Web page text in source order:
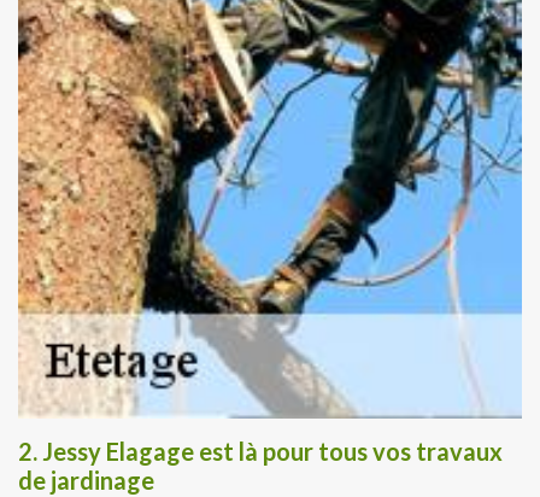
2. Jessy Elagage est là pour tous vos travaux
de jardinage